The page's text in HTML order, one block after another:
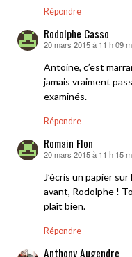
Répondre
Rodolphe Casso
dit :
20 mars 2015 à 11 h 09
Antoine, c’est
jamais vraiment
examinés.
Répondre
Romain Flon
dit :
20 mars 2015 à 11 h 15
J’écris un papier
avant, Rodolphe !
plaît bien.
Répondre
Anthony Augendre